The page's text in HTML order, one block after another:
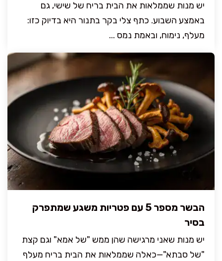
יש מנות שממלאות את הבית בריח של שישי, גם
באמצע השבוע. כתף צלי בקר בתנור היא בדיוק כזו:
מעלף, נימוח, ובאמת נמס ...
הבשר מספר 5 עם פטריות משגע שמתפרק
בסיר
יש מנות שאני מרגישה שהן ממש "של אמא" וגם קצת
"של סבתא"—כאלה שממלאות את הבית בריח מעלף